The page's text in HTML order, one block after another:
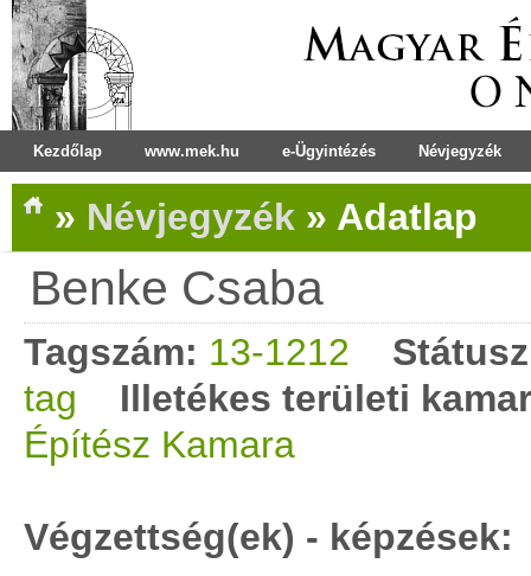
Kezdőlap www.mek.hu e-Ügyintézés Névjegyzék
» Névjegyzék » Adatlap
Benke Csaba
Tagszám: 13-1212
tag
Illetékes területi
Építész Kamara
Végzettség(ek) - képzések: